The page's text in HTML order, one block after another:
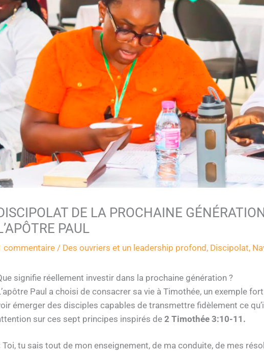
DE LA PROCHAINE
PAUL
commentaire / Des ouvriers et un leadership profond, Discipolat,
signifie réellement investir dans la prochaine génération ?
Paul a choisi de consacrer sa vie à Timothée, un exemple
émerger des disciples capables de transmettre fidèlement ce
sur ces sept principes inspirés de2 Timothée 3:10-11.
Toi, tu sais tout de mon enseignement, de ma conduite, de mes